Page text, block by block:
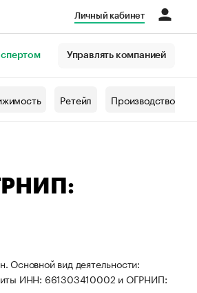
Личный кабинет
Управлять компанией
Ретейл Производство
Основной вид деятельности:
ИНН: 661303410002 и ОГРНИП: